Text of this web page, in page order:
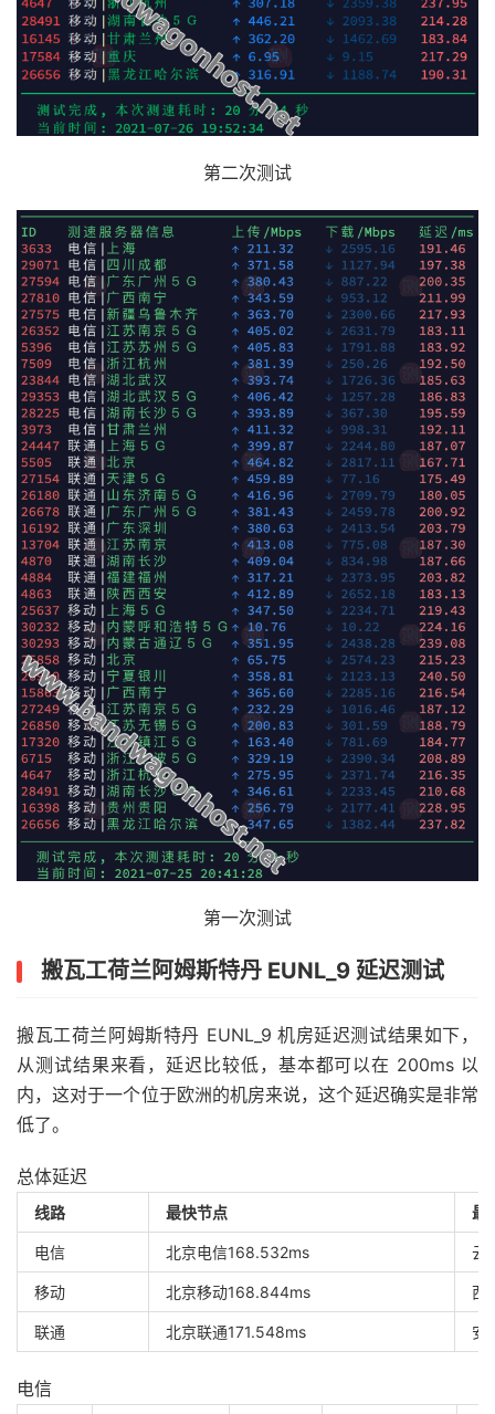
第二次测试
第一次测试
搬瓦工荷兰阿姆斯特丹 EUNL_9 延迟测试
搬瓦工荷兰阿姆斯特丹 EUNL_9 机房延迟测试结果如下，
从测试结果来看，延迟比较低，基本都可以在 200ms 以
内，这对于一个位于欧洲的机房来说，这个延迟确实是非常
低了。
总体延迟
线路 最快节点 最
电信 北京电信168.532ms 云
移动 北京移动168.844ms 西
联通 北京联通171.548ms 安
电信